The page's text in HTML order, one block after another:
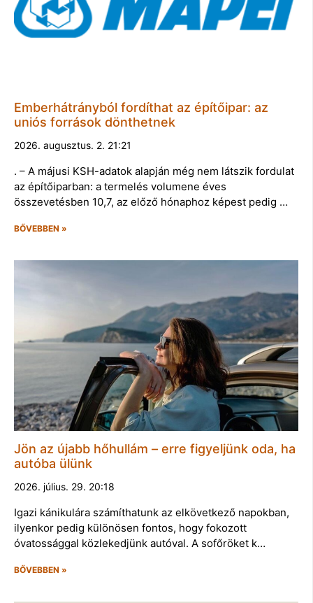
Emberhátrányból fordíthat az építőipar: az
uniós források dönthetnek
2026. augusztus. 2. 21:21
. – A májusi KSH-adatok alapján még nem látszik fordulat
az építőiparban: a termelés volumene éves
összevetésben 10,7, az előző hónaphoz képest pedig …
BŐVEBBEN »
Jön az újabb hőhullám – erre figyeljünk oda, ha
autóba ülünk
2026. július. 29. 20:18
Igazi kánikulára számíthatunk az elkövetkező napokban,
ilyenkor pedig különösen fontos, hogy fokozott
óvatossággal közlekedjünk autóval. A sofőröket k…
BŐVEBBEN »